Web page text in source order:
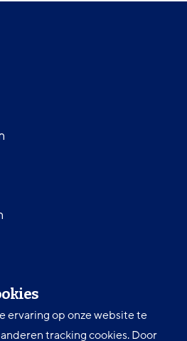
ervaring op onze website te
tracking cookies. Door